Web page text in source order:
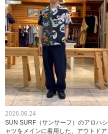
2026.06.24
SUN SURF（サンサーフ）のアロハシ
ャツをメインに着用した、アウトドア